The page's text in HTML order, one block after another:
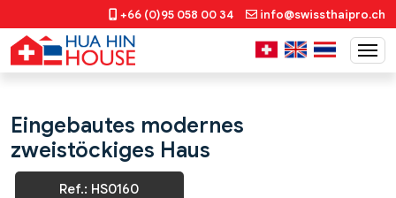
+66 (0)95 058 00 34 info@swissthaipro.ch
Eingebautes modernes
zweistöckiges Haus
Ref.: HS0160